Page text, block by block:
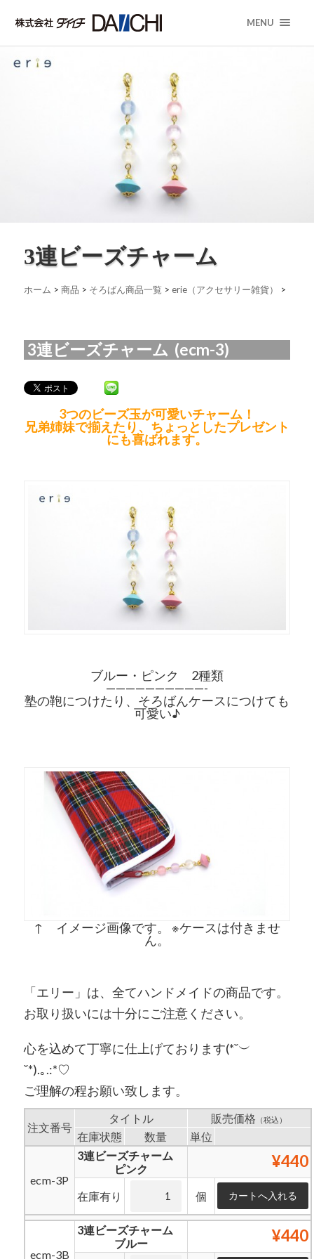
MENU
3連ビーズチャーム
ホーム > 商品 > そろばん商品一覧 > erie（アクセサリー雑貨） >
3連ビーズチャーム (ecm-3)
3つのビーズ玉が可愛いチャーム！
兄弟姉妹で揃えたり、ちょっとしたプレゼント
にも喜ばれます。
ブルー・ピンク 2種類
——————————-
塾の鞄につけたり、そろばんケースにつけても
可愛い♪
↑ イメージ画像です。 ※ケースは付きませ
ん。
「エリー」は、全てハンドメイドの商品です。
お取り扱いには十分にご注意ください。
心を込めて丁寧に仕上げております(*˘︶
˘*).｡.:*♡
ご理解の程お願い致します。
注文番号
タイトル 販売価格 （税込）
在庫状態 数量 単位
ecm-3P
3連ビーズチャーム
ピンク
¥440
在庫有り 個
ecm-3B
3連ビーズチャーム
ブルー
¥440